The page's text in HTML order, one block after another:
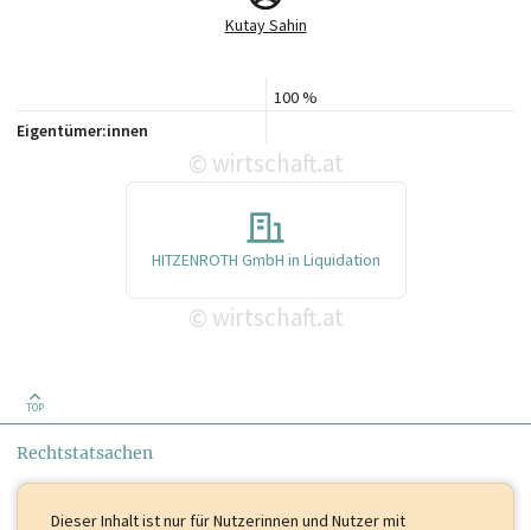
Kutay Sahin
100 %
Eigentümer:innen
© wirtschaft.at
HITZENROTH GmbH in Liquidation
© wirtschaft.at
TOP
Rechtstatsachen
Dieser Inhalt istnur für Nutzerinnen und Nutzer mit